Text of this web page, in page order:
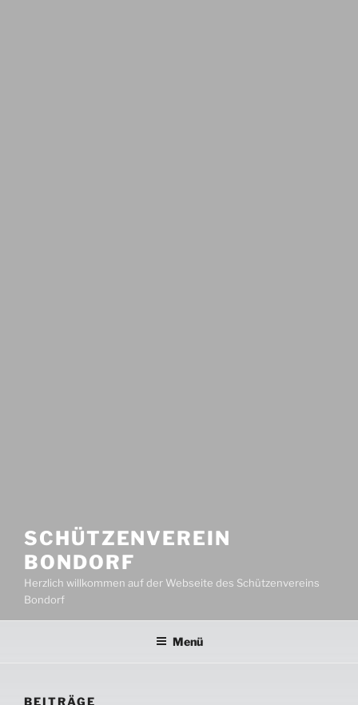
SCHÜTZENVEREIN
BONDORF
Herzlich willkommen auf der Webseite des Schützenvereins
Bondorf
Menü
BEITRÄGE